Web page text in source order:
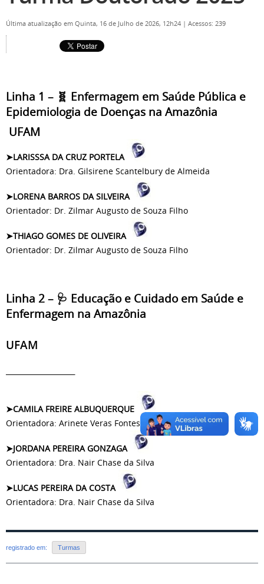
Última atualização em Quinta, 16 de Julho de 2026, 12h24 | Acessos: 239
Linha 1 – 🧬 Enfermagem em Saúde Pública e
Epidemiologia de Doenças na Amazônia
UFAM
➤LARISSSA DA CRUZ PORTELA
Orientadora: Dra. Gilsirene Scantelbury de Almeida
➤LORENA BARROS DA SILVEIRA
Orientador: Dr. Zilmar Augusto de Souza Filho
➤THIAGO GOMES DE OLIVEIRA
Orientador: Dr. Zilmar Augusto de Souza Filho
Linha 2 – 🩺 Educação e Cuidado em Saúde e
Enfermagem na Amazônia
UFAM
➤CAMILA FREIRE ALBUQUERQUE
Orientadora: Arinete Veras Fontes Esteves
➤JORDANA PEREIRA GONZAGA
Orientadora: Dra. Nair Chase da Silva
➤LUCAS PEREIRA DA COSTA
Orientadora: Dra. Nair Chase da Silva
registrado em: Turmas